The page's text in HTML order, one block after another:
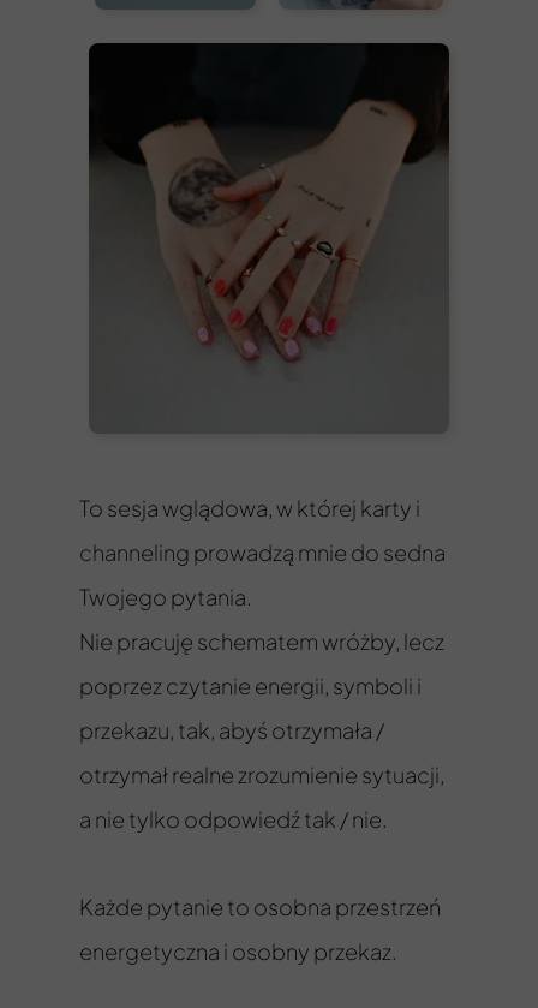
To sesja wglądowa, w której karty i
channeling prowadzą mnie do sedna
Twojego pytania.
Nie pracuję schematem wróżby, lecz
poprzez czytanie energii, symboli i
przekazu, tak, abyś otrzymała /
otrzymał realne zrozumienie sytuacji,
a nie tylko odpowiedź tak / nie.
Każde pytanie to osobna przestrzeń
energetyczna i osobny przekaz.